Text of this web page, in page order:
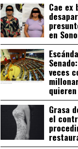
Cae ex
en
veces
Grasa
el